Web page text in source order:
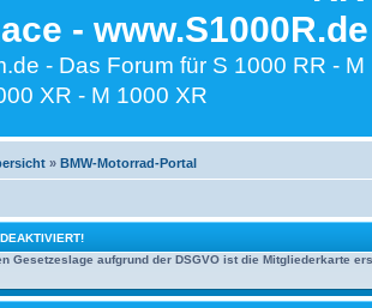
-
- Das Forum für S 1000 RR -
XR - M 1000 XR
» BMW-Motorrad-Portal
Gesetzeslage aufgrund der DSGVO ist die Mitgliederkarte